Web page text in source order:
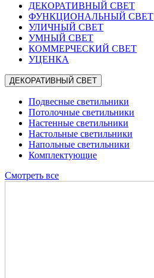
ДЕКОРАТИВНЫЙ СВЕТ
ФУНКЦИОНАЛЬНЫЙ СВЕТ
УЛИЧНЫЙ СВЕТ
УМНЫЙ СВЕТ
КОММЕРЧЕСКИЙ СВЕТ
УЦЕНКА
ДЕКОРАТИВНЫЙ СВЕТ
Подвесные светильники
Потолочные светильники
Настенные светильники
Настольные светильники
Напольные светильники
Комплектующие
Смотреть все